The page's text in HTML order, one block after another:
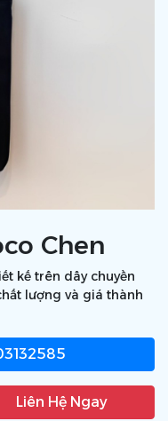
Chen
kế trên dây chuyền
lượng và giá thành
Liên Hệ Ngay